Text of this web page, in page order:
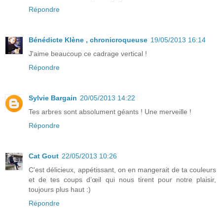
Répondre
Bénédicte Klène , chronicroqueuse 19/05/2013 16:14
J'aime beaucoup ce cadrage vertical !
Répondre
Sylvie Bargain 20/05/2013 14:22
Tes arbres sont absolument géants ! Une merveille !
Répondre
Cat Gout 22/05/2013 10:26
C'est délicieux, appétissant, on en mangerait de ta couleurs
et de tes coups d’œil qui nous tirent pour notre plaisir,
toujours plus haut :)
Répondre